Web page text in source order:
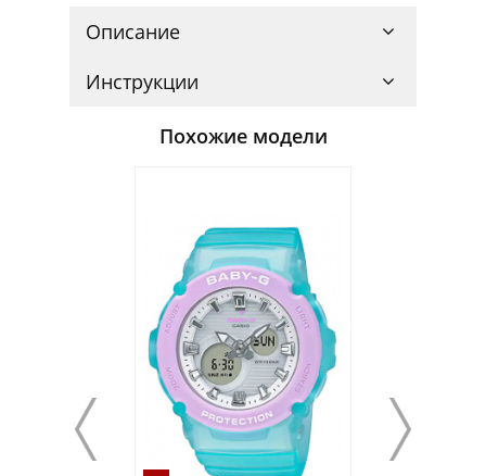
Описание
Инструкции
Похожие модели